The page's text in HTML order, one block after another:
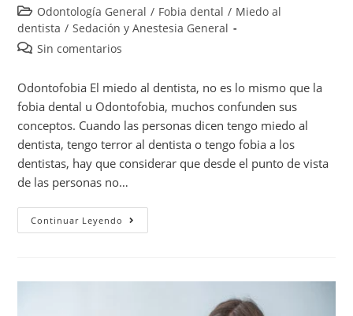
Odontología General / Fobia dental / Miedo al
dentista / Sedación y Anestesia General
Sin comentarios
Odontofobia El miedo al dentista, no es lo mismo que la
fobia dental u Odontofobia, muchos confunden sus
conceptos. Cuando las personas dicen tengo miedo al
dentista, tengo terror al dentista o tengo fobia a los
dentistas, hay que considerar que desde el punto de vista
de las personas no…
Continuar Leyendo